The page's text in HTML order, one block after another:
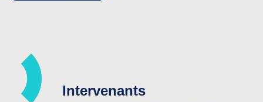
Intervenants